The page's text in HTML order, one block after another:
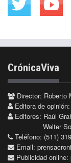
CrónicaViva
Director: Roberto
Editora de
Editores: Raúl
Walter
Teléfono: (511)
Email:
Publicidad online: